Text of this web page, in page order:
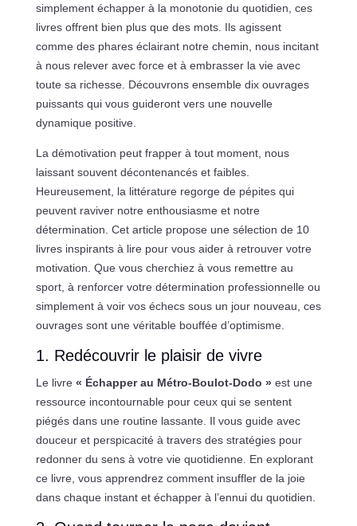
simplement échapper à la monotonie du quotidien, ces
livres offrent bien plus que des mots. Ils agissent
comme des phares éclairant notre chemin, nous incitant
à nous relever avec force et à embrasser la vie avec
toute sa richesse. Découvrons ensemble dix ouvrages
puissants qui vous guideront vers une nouvelle
dynamique positive.
La démotivation peut frapper à tout moment, nous
laissant souvent décontenancés et faibles.
Heureusement, la littérature regorge de pépites qui
peuvent raviver notre enthousiasme et notre
détermination. Cet article propose une sélection de 10
livres inspirants à lire pour vous aider à retrouver votre
motivation. Que vous cherchiez à vous remettre au
sport, à renforcer votre détermination professionnelle ou
simplement à voir vos échecs sous un jour nouveau, ces
ouvrages sont une véritable bouffée d’optimisme.
1. Redécouvrir le plaisir de vivre
Le livre « Échapper au Métro-Boulot-Dodo »est une
ressource incontournable pour ceux qui se sentent
piégés dans une routine lassante. Il vous guide avec
douceur et perspicacité à travers des stratégies pour
redonner du sens à votre vie quotidienne. En explorant
ce livre, vous apprendrez comment insuffler de la joie
dans chaque instant et échapper à l’ennui du quotidien.